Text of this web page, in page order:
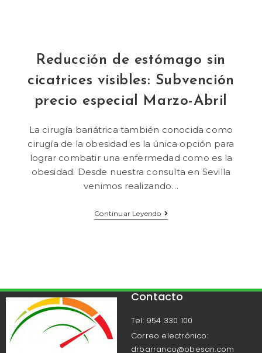
Reducción de estómago sin
cicatrices visibles: Subvención
precio especial Marzo-Abril
La cirugía bariátrica también conocida como
cirugía de la obesidad es la única opción para
lograr combatir una enfermedad como es la
obesidad. Desde nuestra consulta en Sevilla
venimos realizando…
Continuar Leyendo
Contacto
Tel: 954 330 100
Correo electrónico:
drbarranco@obesan.com